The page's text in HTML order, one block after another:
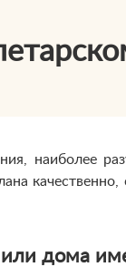
наиболее
дома